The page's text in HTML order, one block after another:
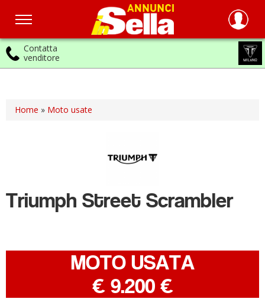
Salta
principale
Home » Moto usate
Triumph Street Scrambler
MOTO USATA
€ 9.200 €
Contatta
venditore